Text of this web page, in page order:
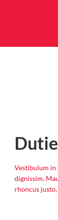
Vestibulum in
dignissim.
rhoncus